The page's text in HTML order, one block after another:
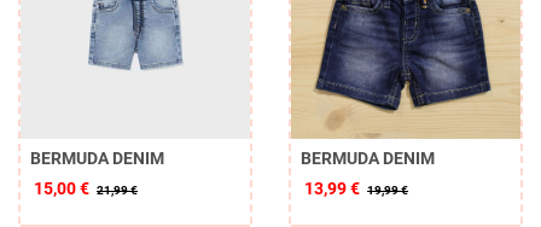
BERMUDA DENIM
15,00 € 21,99 €
BERMUDA DENIM
13,99 € 19,99 €